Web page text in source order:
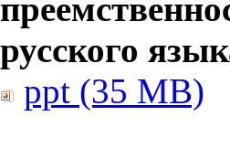
русского
ppt (35 MB)